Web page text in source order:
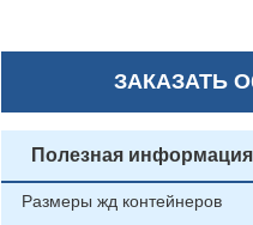
ЗАКАЗАТЬ
Полезная информация
Размеры жд контейнеров